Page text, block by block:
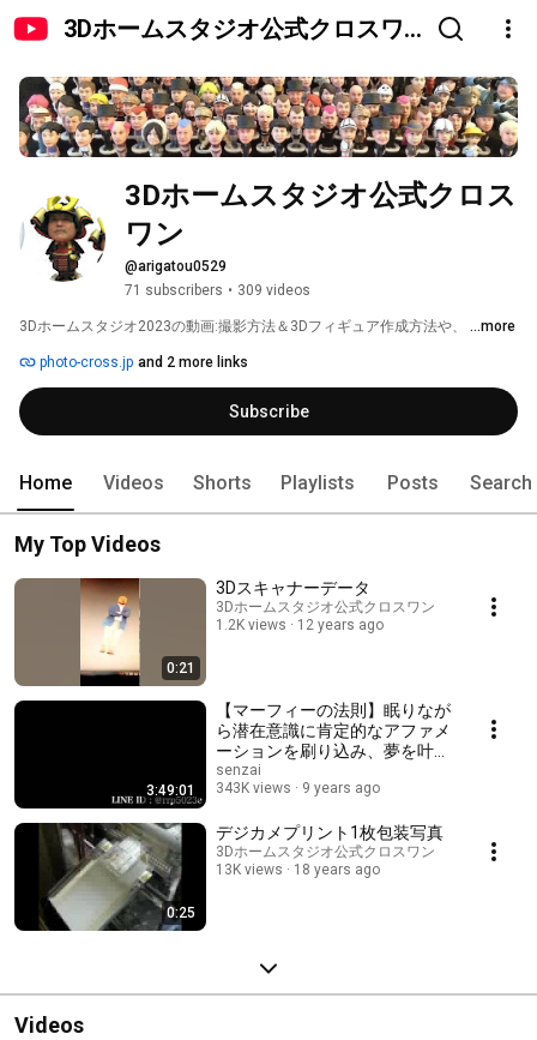
3Dホームスタジオ公式クロスワ
3Dホームスタジオ公式クロス
ワン
@arigatou0529
71 subscribers • 309 videos
3Dホームスタジオ2023の動画:撮影方法＆3Dフィギュア作成方法や、 ...more
photo-cross.jp and 2 more links
Subscribe
Home Videos Shorts Playlists Posts Search
My Top Videos
0:21
3Dスキャナーデータ
3Dホームスタジオ公式クロスワン
1.2K views
12 years ago
3:49:01
【マーフィーの法則】眠りなが
ら潜在意識に肯定的なアファメ
ーションを刷り込み、夢を叶え
る方法
senzai
343K views
9 years ago
0:25
デジカメプリント1枚包装写真
3Dホームスタジオ公式クロスワン
13K views
18 years ago
Videos